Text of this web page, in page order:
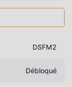
DSFM2
Débloqué